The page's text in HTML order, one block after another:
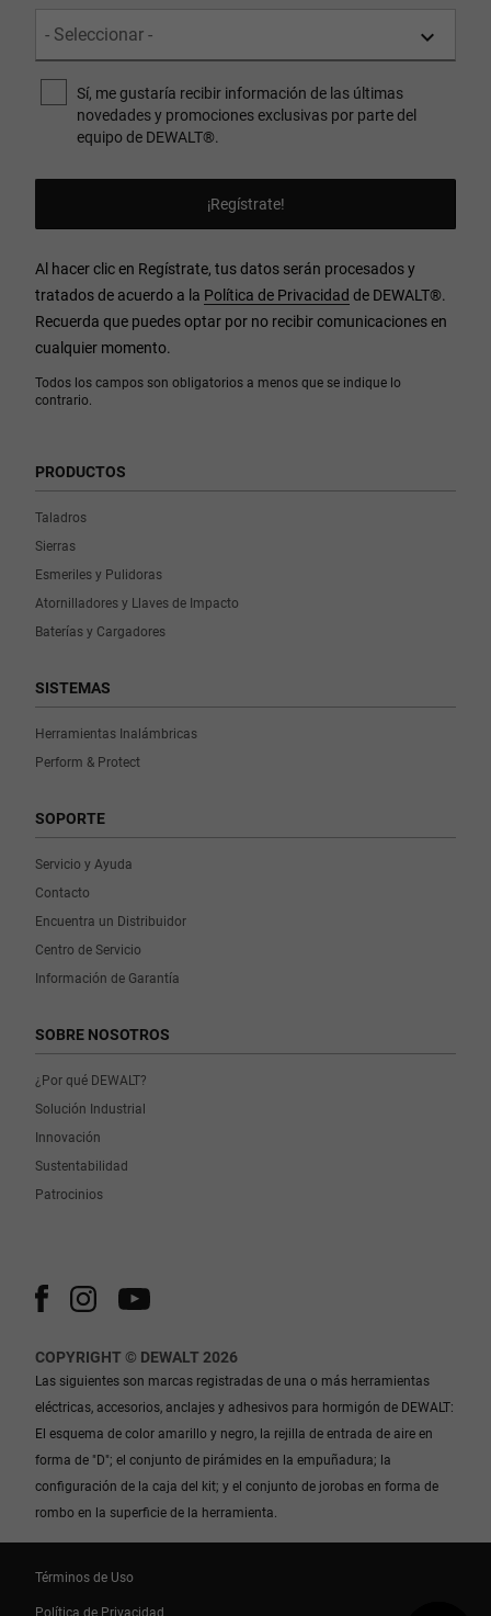
Todos los campos son obligatorios a menos que se indique lo
contrario.
Sí, me gustaría recibir información de las últimas
novedades y promociones exclusivas por parte del
equipo de DEWALT®.
Al hacer clic en Regístrate, tus datos serán procesados y
tratados de acuerdo a la Política de Privacidad de DEWALT®.
Recuerda que puedes optar por no recibir comunicaciones en
cualquier momento.
PRODUCTOS
Taladros
Sierras
Esmeriles y Pulidoras
Atornilladores y Llaves de Impacto
Baterías y Cargadores
SISTEMAS
Herramientas Inalámbricas
Perform & Protect
SOPORTE
Servicio y Ayuda
Contacto
Encuentra un Distribuidor
Centro de Servicio
Información de Garantía
SOBRE NOSOTROS
¿Por qué DEWALT?
Solución Industrial
Innovación
Sustentabilidad
Patrocinios
COPYRIGHT © DEWALT 2026
Las siguientes son marcas registradas de una o más herramientas
eléctricas, accesorios, anclajes y adhesivos para hormigón de DEWALT:
El esquema de color amarillo y negro, la rejilla de entrada de aire en
forma de "D"; el conjunto de pirámides en la empuñadura; la
configuración de la caja del kit; y el conjunto de jorobas en forma de
rombo en la superficie de la herramienta.
Términos de Uso